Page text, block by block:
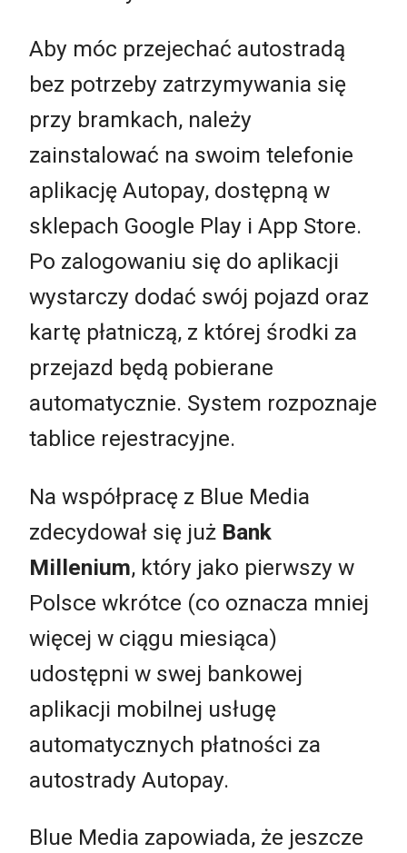
Aby móc przejechać autostradą
bez potrzeby zatrzymywania się
przy bramkach, należy
zainstalować na swoim telefonie
aplikację Autopay, dostępną w
sklepach Google Play i App Store.
Po zalogowaniu się do aplikacji
wystarczy dodać swój pojazd oraz
kartę płatniczą, z której środki za
przejazd będą pobierane
automatycznie. System rozpoznaje
tablice rejestracyjne.
Na współpracę z Blue Media
zdecydował się już Bank
Millenium, który jako pierwszy w
Polsce wkrótce (co oznacza mniej
więcej w ciągu miesiąca)
udostępni w swej bankowej
aplikacji mobilnej usługę
automatycznych płatności za
autostrady Autopay.
Blue Media zapowiada, że jeszcze